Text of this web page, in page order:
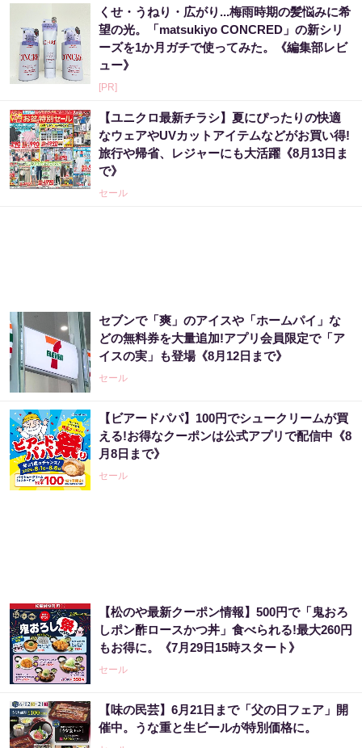
くせ・うねり・広がり...梅雨時期の髪悩みに希
望の光。「matsukiyo CONCRED」の新シリ
ーズを1か月ガチで使ってみた。《編集部レビ
ュー》
[PR]
【ユニクロ最新チラシ】夏にぴったりの快適
なウェアやUVカットアイテムなどがお買い得!
旅行や帰省、レジャーにも大活躍《8月13日ま
で》
セール
セブンで「爽」のアイスや「ホームパイ」な
どの無料券を大量追加!アプリ会員限定で「ア
イスの実」も登場《8月12日まで》
セール
【ビアードパパ】100円でシュークリームが買
える!お得なクーポンは公式アプリで配信中《8
月8日まで》
セール
【松のや最新クーポン情報】500円で「鬼おろ
しポン酢ロースかつ丼」食べられる!最大260円
もお得に。《7月29日15時スタート》
セール
【味の民芸】6月21日まで「父の日フェア」開
催中。うな重と生ビールが特別価格に。